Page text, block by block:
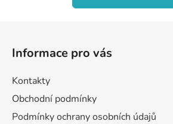
Informace pro vás
Kontakty
Obchodní podmínky
Podmínky ochrany osobních údajů